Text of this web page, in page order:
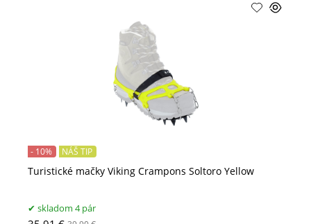
Turistické mačky Viking Crampons Soltoro Yellow
- 10% NÁŠ TIP
skladom 4 pár